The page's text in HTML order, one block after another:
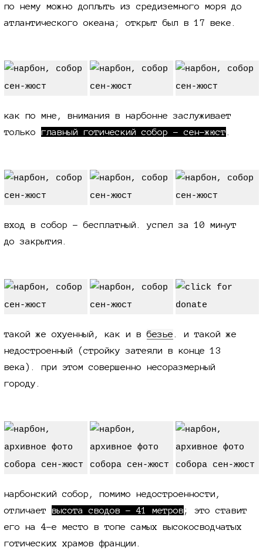
по нему можно доплыть из средиземного моря до
атлантического океана; открыт был в 17 веке.
как по мне, внимания в нарбонне заслуживает
только главный готический собор - сен-жюст
вход в собор - бесплатный. успел за 10 минут
до закрытия.
такой же охуенный , как и вбезье . и такой же
недостроенный (стройку затеяли в конце 13
века). при этом совершенно несоразмерный
городу.
нарбонский собор, помимо недостроенности,
отличает высота сводов - 41 метров; это ставит
его на 4-е место в топе самых высокосводчатых
готических храмов франции.